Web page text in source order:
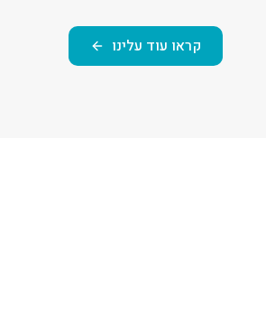
קראו עוד עלינו